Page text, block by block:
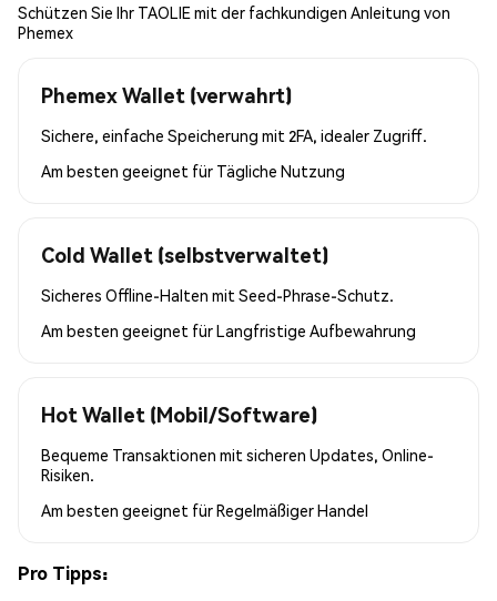
Schützen Sie Ihr TAOLIE mit der fachkundigen Anleitung von
Phemex
Phemex Wallet (verwahrt)
Sichere, einfache Speicherung mit 2FA, idealer Zugriff.
Am besten geeignet für Tägliche Nutzung
Cold Wallet (selbstverwaltet)
Sicheres Offline-Halten mit Seed-Phrase-Schutz.
Am besten geeignet fürLangfristige Aufbewahrung
Hot Wallet (Mobil/Software)
Bequeme Transaktionen mit sicheren Updates, Online-
Risiken.
Am besten geeignet fürRegelmäßiger Handel
Pro Tipps: